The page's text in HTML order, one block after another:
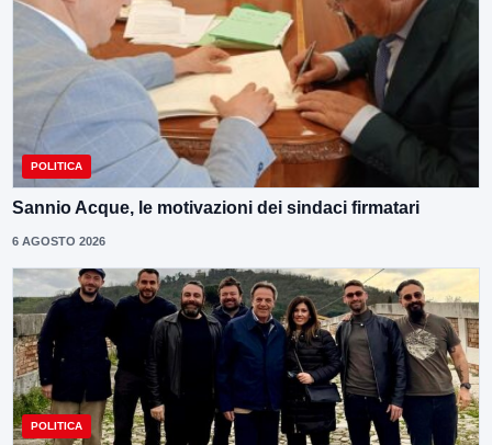
POLITICA
Sannio Acque, le motivazioni dei sindaci firmatari
6 AGOSTO 2026
POLITICA